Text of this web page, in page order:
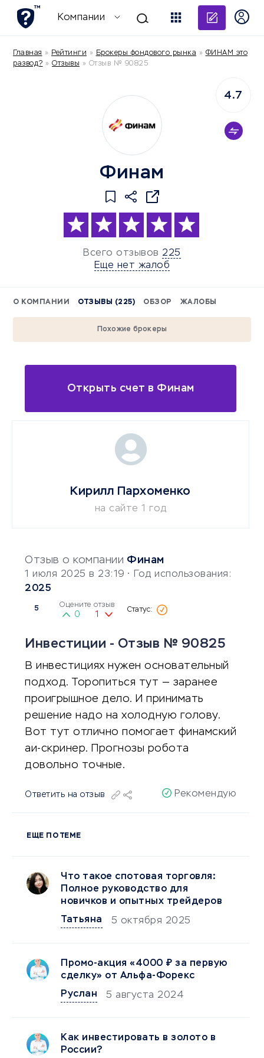
Компании
Главная » Рейтинги » Брокеры фондового рынка » ФИНАМ это
развод? » Отзывы » Отзыв № 90825
Финам
Всего отзывов 225
Еще нет жалоб
4.7
О КОМПАНИИ ОТЗЫВЫ (225) ОБЗОР ЖАЛОБЫ
Похожие брокеры
Открыть счет в Финам
Отзыв о компании Финам
1 июля 2025 в 23:19 • Год использования:
2025
5 Оцените отзыв
0 1
Инвестиции - Отзыв № 90825
В инвестициях нужен основательный
подход. Торопиться тут — заранее
проигрышное дело. И принимать
решение надо на холодную голову.
Вот тут отлично помогает финамский
аи-скринер. Прогнозы робота
довольно точные.
Ответить на отзыв Рекомендую
ЕЩЕ ПО ТЕМЕ
Что такое спотовая торговля:
Полное руководство для
новичков и опытных трейдеров
Татьяна
5 октября 2025
Промо-акция «4000 ₽ за первую
сделку» от Альфа-Форекс
Руслан
5 августа 2024
Как инвестировать в золото в
России?
Кирилл Пархоменко
на сайте 1 год